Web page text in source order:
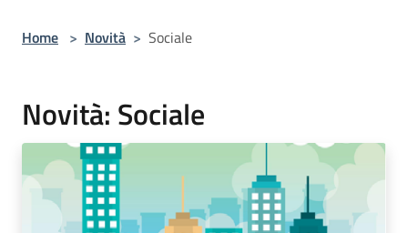
Home > Novità > Sociale
Novità: Sociale